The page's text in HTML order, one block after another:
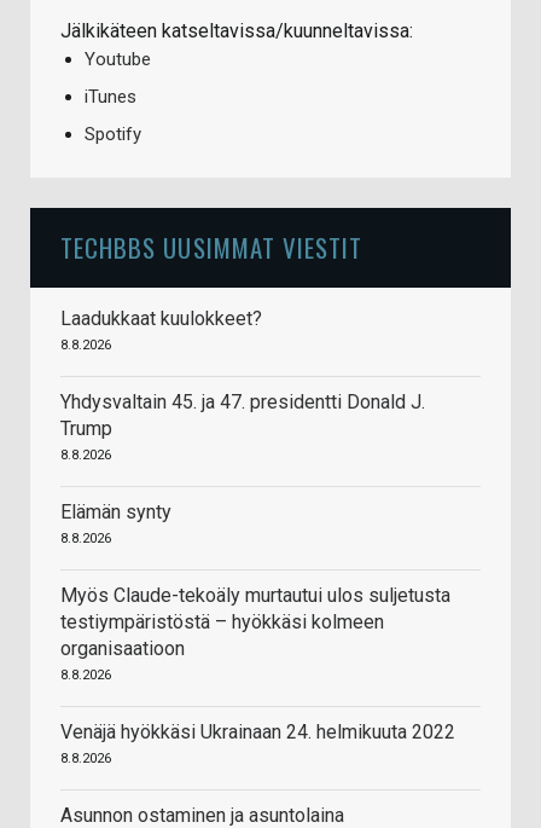
Jälkikäteen katseltavissa/kuunneltavissa:
Youtube
iTunes
Spotify
TECHBBS UUSIMMAT VIESTIT
Laadukkaat kuulokkeet?
8.8.2026
Yhdysvaltain 45. ja 47. presidentti Donald J.
Trump
8.8.2026
Elämän synty
8.8.2026
Myös Claude-tekoäly murtautui ulos suljetusta
testiympäristöstä – hyökkäsi kolmeen
organisaatioon
8.8.2026
Venäjä hyökkäsi Ukrainaan 24. helmikuuta 2022
8.8.2026
Asunnon ostaminen ja asuntolaina